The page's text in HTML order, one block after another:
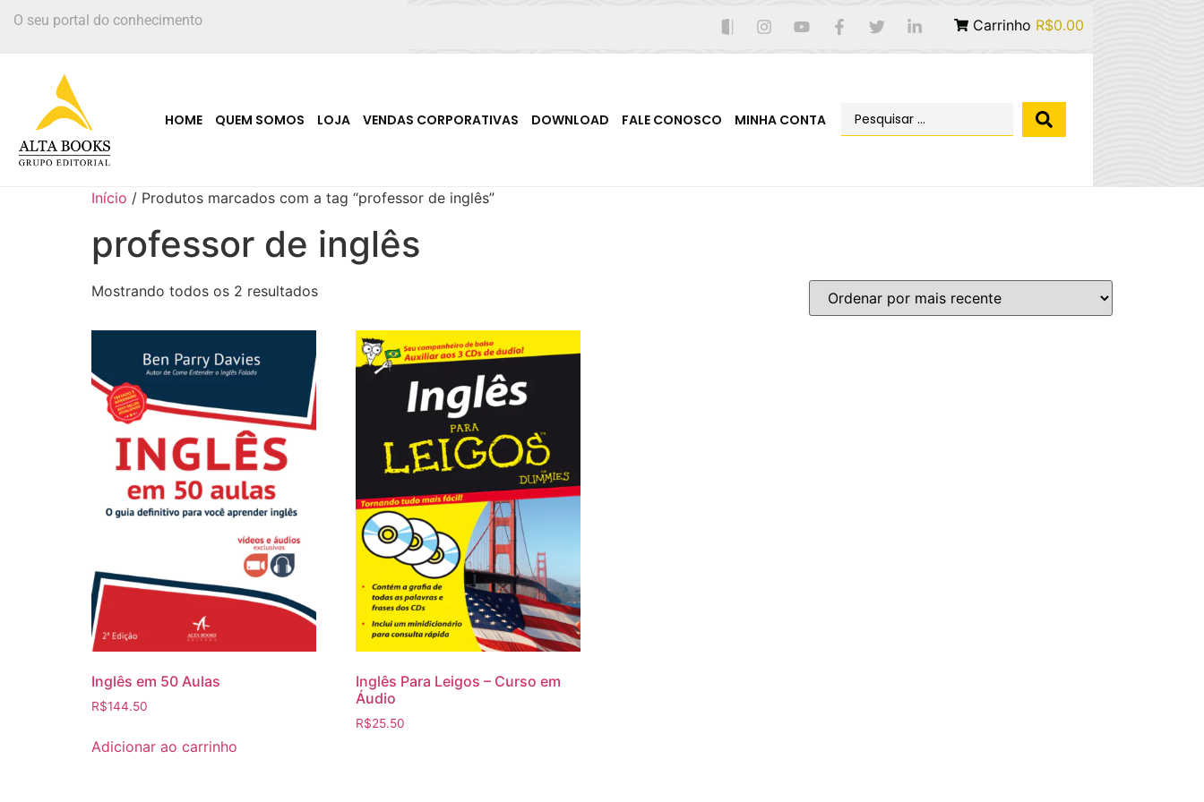
O seu portal do conhecimento Carrinho R$0.00
HOME QUEM SOMOS LOJA VENDAS CORPORATIVAS DOWNLOAD FALE CONOSCO MINHA CONTA
Início / Produtos marcados com a tag “professor de inglês”
professor de inglês
Mostrando todos os 2 resultados
Inglês em 50 Aulas
R$144.50
Adicionar ao carrinho
Inglês Para Leigos – Curso em
Áudio
R$25.50